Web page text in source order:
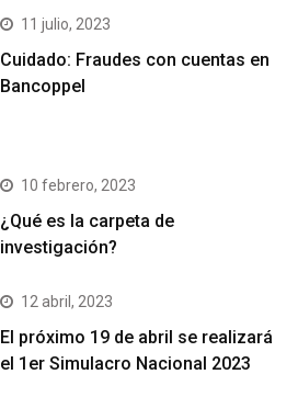
11 julio, 2023
Cuidado: Fraudes con cuentas en
Bancoppel
10 febrero, 2023
¿Qué es la carpeta de
investigación?
12 abril, 2023
El próximo 19 de abril se realizará
el 1er Simulacro Nacional 2023